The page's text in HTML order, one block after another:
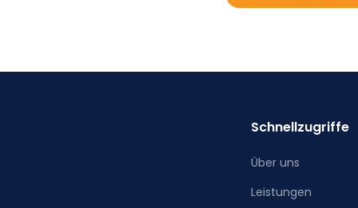
Schnellzugriffe
Über uns
Leistungen